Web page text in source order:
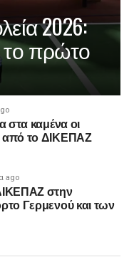
2026:
το πρώτο
στα καμένα οι
από το ΔΙΚΕΠΑΖ
ago
στην
Γερμενού και των